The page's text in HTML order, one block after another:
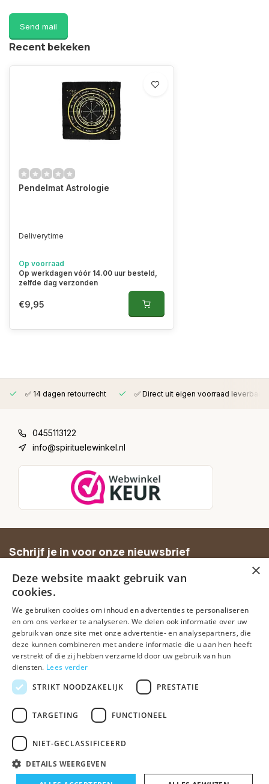
Send mail
Recent bekeken
Pendelmat Astrologie
Deliverytime
Op voorraad
Op werkdagen vóór 14.00 uur besteld,
zelfde dag verzonden
€9,95
✅ 14 dagen retourrecht ✅ Direct uit eigen voorraad leverbaar
0455113122
info@spirituelewinkel.nl
Schrijf je in voor onze nieuwsbrief
aanbiedingen.
Abonneer
Algemene voorwaarden Disclaimer
© Spirituele winkel • Sinds 2006 • Dé vertrouwde spirituele webshop
×
Deze website maakt gebruik van
cookies.
We gebruiken cookies om inhoud en advertenties te personaliseren
en om ons verkeer te analyseren. We delen ook informatie over uw
gebruik van onze site met onze advertentie- en analysepartners, die
deze kunnen combineren met andere informatie die u aan hen heeft
verstrekt of die zij hebben verzameld door uw gebruik van hun
diensten. Lees verder
STRIKT NOODZAKELIJK
PRESTATIE
TARGETING FUNCTIONEEL
NIET-GECLASSIFICEERD
DETAILS WEERGEVEN